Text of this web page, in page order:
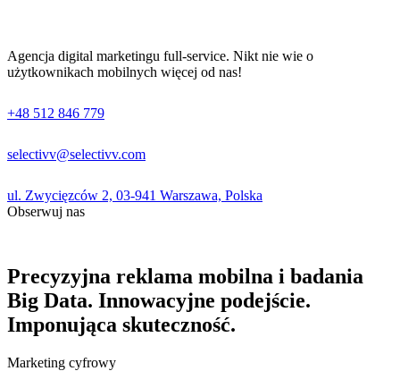
Agencja digital marketingu full-service. Nikt nie wie o
użytkownikach mobilnych więcej od nas!
+48 512 846 779
selectivv@selectivv.com
ul. Zwycięzców 2, 03-941 Warszawa, Polska
Obserwuj nas
Precyzyjna reklama mobilna i badania
Big Data. Innowacyjne podejście.
Imponująca skuteczność.
Marketing cyfrowy